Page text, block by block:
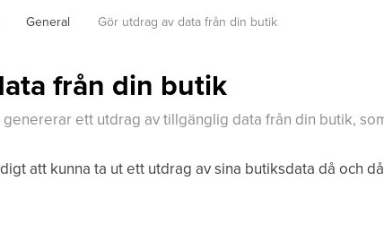
General Gör utdrag av data från din butik
från din butik
ett utdrag av tillgänglig data från din butik,
att kunna ta ut ett utdrag av sina butiksdata då och